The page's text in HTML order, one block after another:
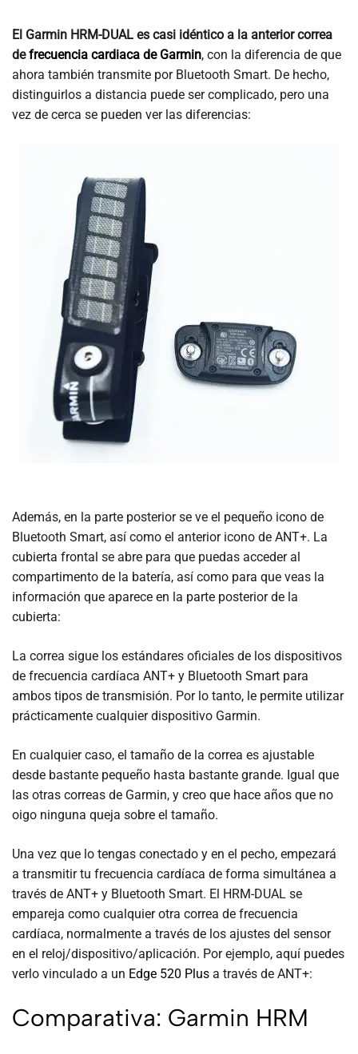
El Garmin HRM-DUAL es casi idéntico a la anterior correa
defrecuencia cardiaca de Garmin, con la diferencia de que
ahora también transmite por Bluetooth Smart. De hecho,
distinguirlos a distancia puede ser complicado, pero una
vez de cerca se pueden ver las diferencias:
Además, en la parte posterior se ve el pequeño icono de
Bluetooth Smart, así como el anterior icono de ANT+. La
cubierta frontal se abre para que puedas acceder al
compartimento de la batería, así como para que veas la
información que aparece en la parte posterior de la
cubierta:
La correa sigue los estándares oficiales de los dispositivos
de frecuencia cardíaca ANT+ y Bluetooth Smart para
ambos tipos de transmisión. Por lo tanto, le permite utilizar
prácticamente cualquier dispositivo Garmin.
En cualquier caso, el tamaño de la correa es ajustable
desde bastante pequeño hasta bastante grande. Igual que
las otras correas de Garmin, y creo que hace años que no
oigo ninguna queja sobre el tamaño.
Una vez que lo tengas conectado y en el pecho, empezará
a transmitir tu frecuencia cardíaca de forma simultánea a
través de ANT+ y Bluetooth Smart. El HRM-DUAL se
empareja como cualquier otra correa de frecuencia
cardíaca, normalmente a través de los ajustes del sensor
en el reloj/dispositivo/aplicación. Por ejemplo, aquí puedes
verlo vinculado a un Edge 520 Plus a través de ANT+:
Comparativa: Garmin HRM